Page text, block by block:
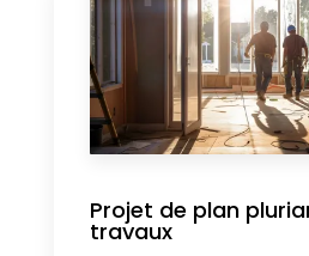
Projet de plan
travaux